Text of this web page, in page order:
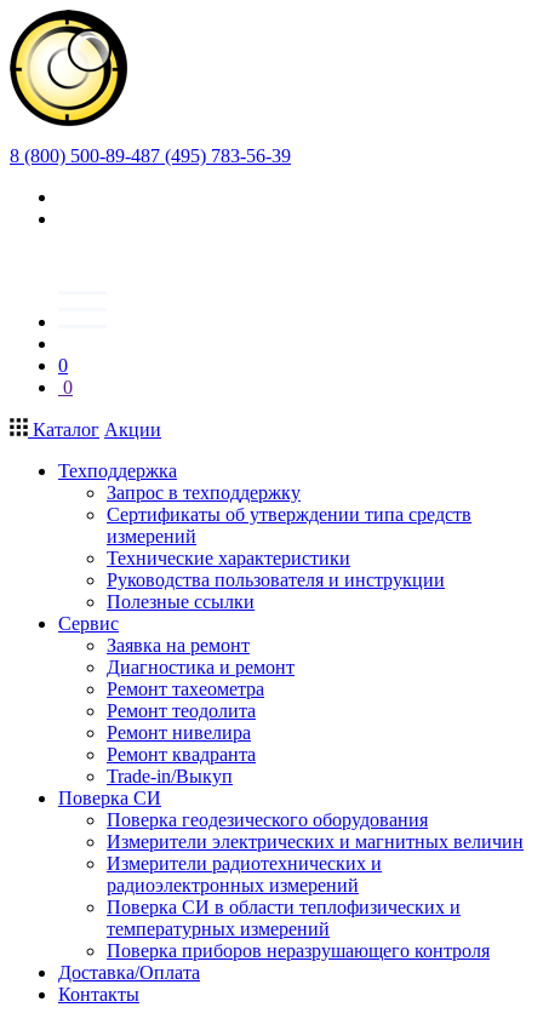
8 (800) 500-89-487 (495) 783-56-39
0
0
Каталог Акции
Техподдержка
Запрос в техподдержку
Сертификаты об утверждении типа средств
измерений
Технические характеристики
Руководства пользователя и инструкции
Полезные ссылки
Сервис
Заявка на ремонт
Диагностика и ремонт
Ремонт тахеометра
Ремонт теодолита
Ремонт нивелира
Ремонт квадранта
Trade-in/Выкуп
Поверка СИ
Поверка геодезического оборудования
Измерители электрических и магнитных величин
Измерители радиотехнических и
радиоэлектронных измерений
Поверка СИ в области теплофизических и
температурных измерений
Поверка приборов неразрушающего контроля
Доставка/Оплата
Контакты